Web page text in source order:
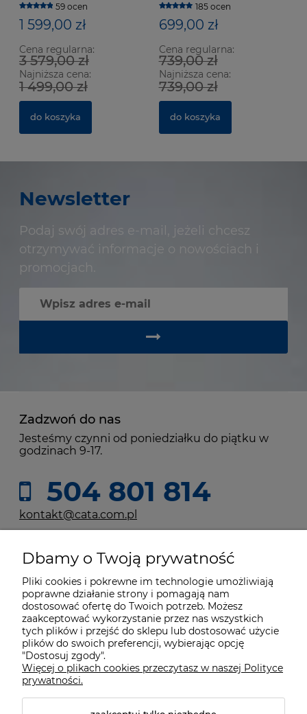
59 ocen
1 599,00 zł
Cena regularna:
3 579,00 zł
Najniższa cena:
1 499,00 zł
do koszyka
185 ocen
699,00 zł
Cena regularna:
739,00 zł
Najniższa cena:
739,00 zł
do koszyka
Newsletter
Podaj swój adres e-mail, jeżeli chcesz
otrzymywać informacje o nowościach i
promocjach.
Zadzwoń do nas
Jesteśmy czynni od poniedziałku do piątku w
godzinach 9-17.
504 801 814
kontakt@cata.com.pl
Moje konto
Płatności i dostawa
Informacje
O nas
Dbamy o Twoją prywatność
Pliki cookies i pokrewne im technologie umożliwiają
poprawne działanie strony i pomagają nam
dostosować ofertę do Twoich potrzeb. Możesz
zaakceptować wykorzystanie przez nas wszystkich
tych plików i przejść do sklepu lub dostosować użycie
plików do swoich preferencji, wybierając opcję
"Dostosuj zgody".
Więcej o plikach cookies przeczytasz w naszej Polityce
prywatności.